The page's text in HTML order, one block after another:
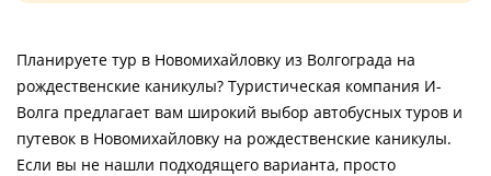
Планируете тур в Новомихайловку из Волгограда на
рождественские каникулы? Туристическая компания И-
Волга предлагает вам широкий выбор автобусных туров и
путевок в Новомихайловку на рождественские каникулы.
Если вы не нашли подходящего варианта, просто